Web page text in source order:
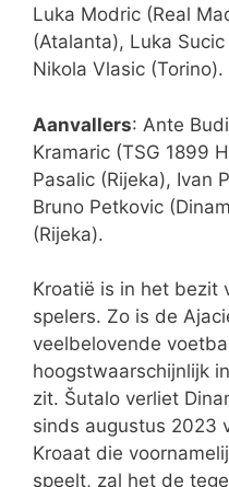
Luka Modric (Real
(Atalanta), Luka
Nikola Vlasic (Torino).
Aanvallers: Ante
Kramaric (TSG 1899
Pasalic (Rijeka), Ivan
Bruno Petkovic
(Rijeka).
Kroatië is in het bezit
spelers. Zo is de
veelbelovende
hoogstwaarschijnlijk
zit. Šutalo verliet
sinds augustus 2023
Kroaat die
speelt, zal het de